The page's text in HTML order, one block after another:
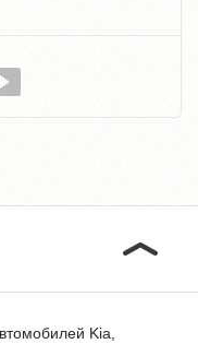
Kia,